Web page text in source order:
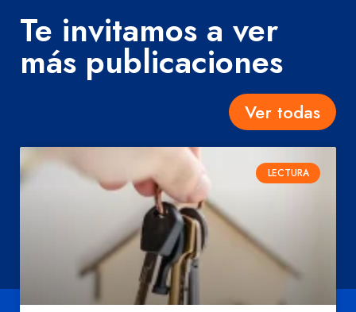
Te invitamos a ver
más publicaciones
Ver todas
LECTURA